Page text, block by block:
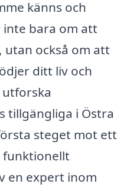
känns och
bara om att
också om att
ditt liv och
tillgängliga i Östra
steget mot ett
funktionellt
en expert inom